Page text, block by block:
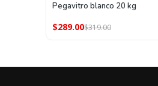
Pegavitro blanco 20 kg
$289.00$319.00